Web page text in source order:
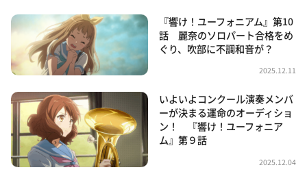
『響け！ユーフォニアム』第10
話 麗奈のソロパート合格をめ
ぐり、吹部に不調和音が？
2025.12.11
いよいよコンクール演奏メンバ
ーが決まる運命のオーディショ
ン！ 『響け！ユーフォニア
ム』第９話
2025.12.04